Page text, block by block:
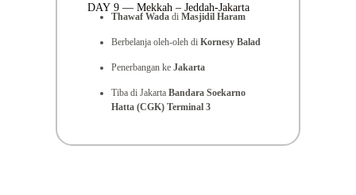
DAY 9 — Mekkah – Jeddah-Jakarta
Thawaf Wada diMasjidil Haram
Berbelanja oleh-oleh diKornesy Balad
Penerbangan keJakarta
Tiba di JakartaBandara Soekarno
Hatta (CGK) Terminal 3